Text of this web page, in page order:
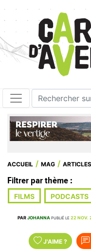
ACCUEIL MAG ARTICLES
Filtrer par thème :
FILMS PODCASTS
PARJOHANNA PUBLIÉ LE 22 NOV.
J'AIME ?